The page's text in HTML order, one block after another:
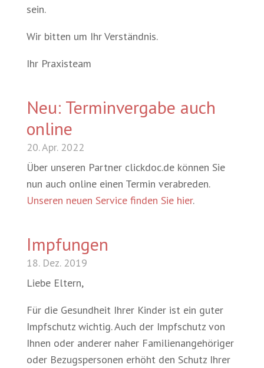
sein.
Wir bitten um Ihr Verständnis.
Ihr Praxisteam
Neu: Terminvergabe auch
online
20. Apr. 2022
Über unseren Partner clickdoc.de können Sie
nun auch online einen Termin verabreden.
Unseren neuen Service finden Sie hier.
Impfungen
18. Dez. 2019
Liebe Eltern,
Für die Gesundheit Ihrer Kinder ist ein guter
Impfschutz wichtig. Auch der Impfschutz von
Ihnen oder anderer naher Familienangehöriger
oder Bezugspersonen erhöht den Schutz Ihrer